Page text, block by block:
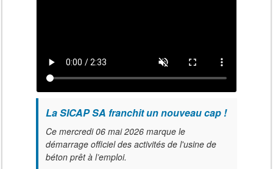
La SICAP SA franchit un nouveau cap !
Ce mercredi 06 mai 2026 marque le
démarrage officiel des activités de l'usine de
béton prêt à l’emploi.